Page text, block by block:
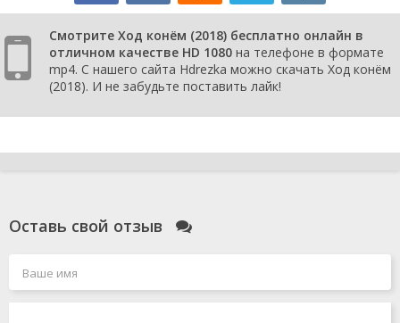
Смотрите Ход конём (2018) бесплатно онлайн в
отличном качестве HD 1080 на телефоне в формате
mp4. С нашего сайта Hdrezka можно скачать Ход конём
(2018). И не забудьте поставить лайк!
Оставь свой отзыв